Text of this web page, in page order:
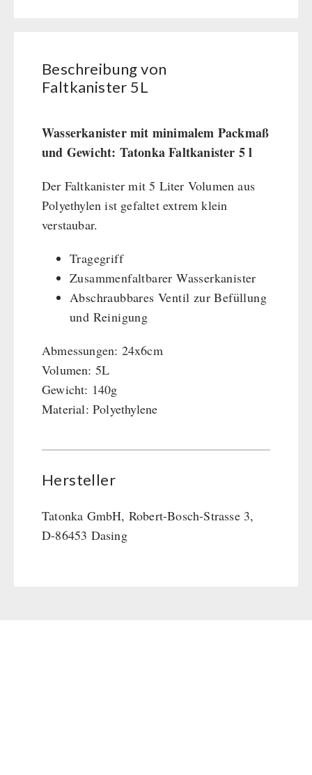
Licht
Solargeräte
Atemschutz / ABC Schutzanzug
Gamma-Scout Geigerzähler
HK500 & Zubehör
Reinigung & Pflege von Gusseisen
Bücher / Geschenkgutscheine
Notrationen
Trinkwasser
Suppen
Hauptmahlzeiten
Dessert
Schutzraum-Ausrüstung
Beschreibung von
Faltkanister 5L
Wasserkanister mit minimalem Packmaß
und Gewicht: Tatonka Faltkanister 5 l
Der Faltkanister mit 5 Liter Volumen aus
Polyethylen ist gefaltet extrem klein
verstaubar.
Tragegriff
Zusammenfaltbarer Wasserkanister
Abschraubbares Ventil zur Befüllung
und Reinigung
Abmessungen: 24x6cm
Volumen: 5L
Gewicht: 140g
Material: Polyethylene
Hersteller
Tatonka GmbH, Robert-Bosch-Strasse 3,
D-86453 Dasing